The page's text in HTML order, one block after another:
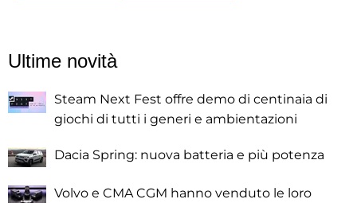
Ultime novità
Steam Next Fest offre demo di centinaia di
giochi di tutti i generi e ambientazioni
Dacia Spring: nuova batteria e più potenza
Volvo e CMA CGM hanno venduto le loro